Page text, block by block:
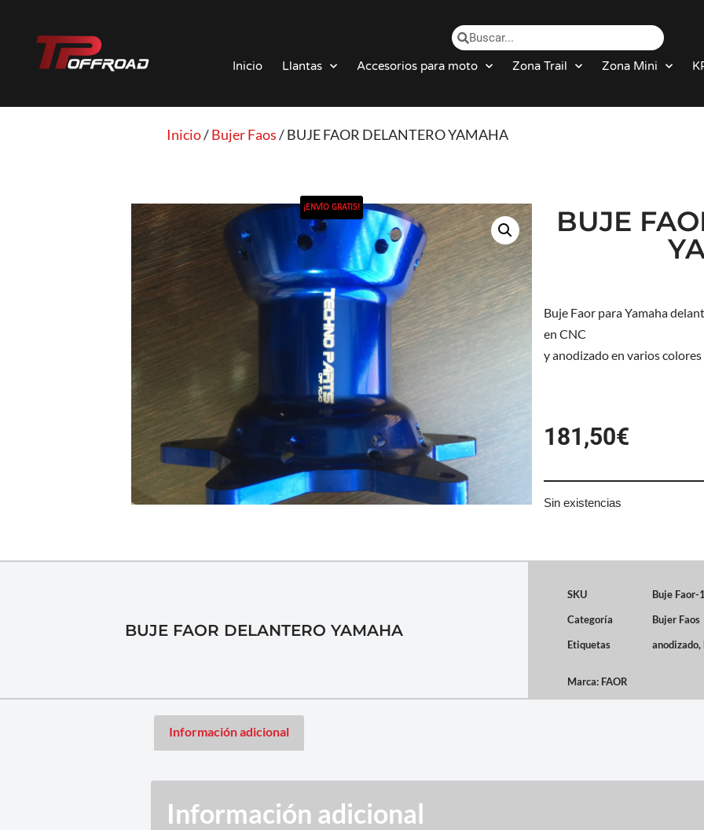
Saltar
Inicio Llantas Accesorios para moto Zona Trail Zona Mini
Inicio/Bujer Faos/ BUJE FAOR DELANTERO YAMAHA
¡ENVÍO GRATIS!
BUJE
Buje Faor para Yamaha
en CNC
y anodizado en varios colores
181,50€
Sin existencias
BUJE FAOR DELANTERO YAMAHA
SKU
Buje
Categoría
Bujer Faos
Etiquetas
anodizado,
Marca: FAOR
Información adicional
Información adicional